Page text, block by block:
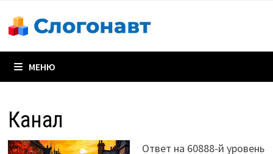
содержимому
МЕНЮ
Канал
Ответ на 60888-й уровень